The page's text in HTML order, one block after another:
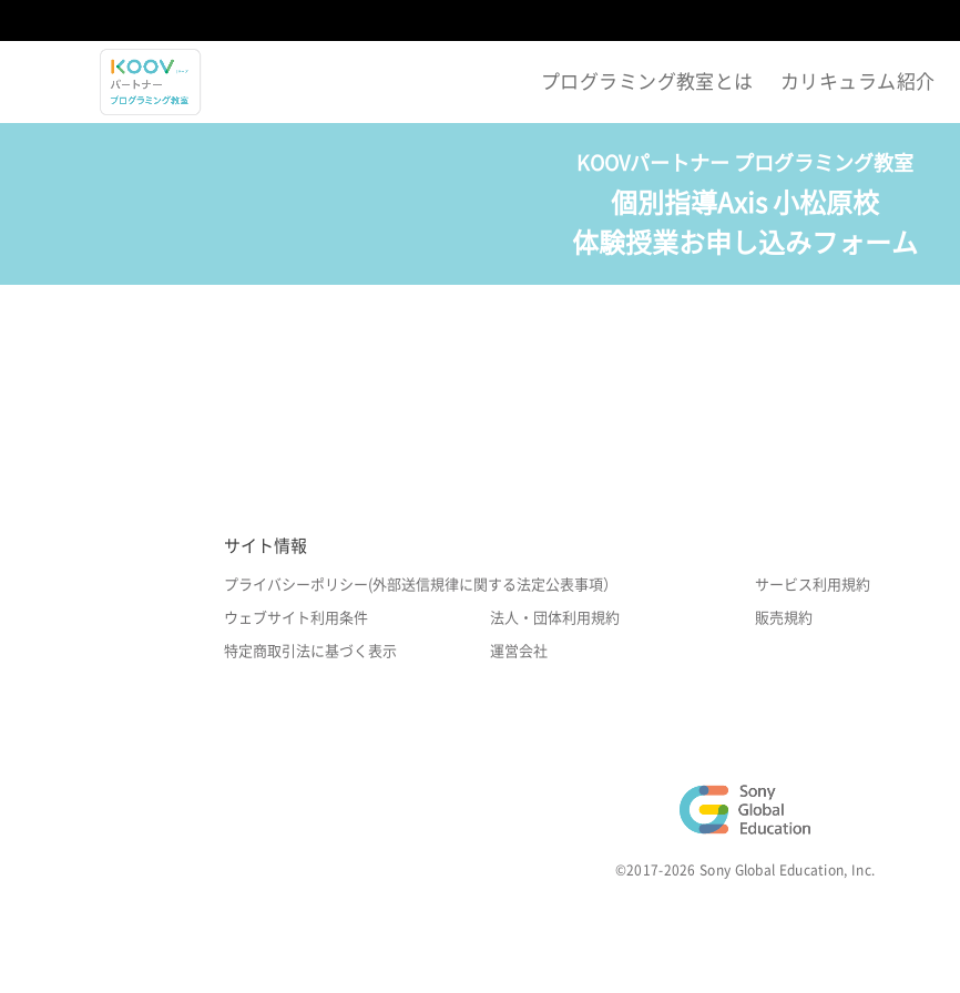
プログラミング教室とは カリキュラム紹介
KOOVパートナー プログラミング教室
個別指導Axis 小松原校
体験授業お申し込みフォーム
サイト情報
プライバシーポリシー(外部送信規律に関する法定公表事項） サービス利用規約
ウェブサイト利用条件 法人・団体利用規約 販売規約
特定商取引法に基づく表示 運営会社
©2017-2026 Sony Global Education, Inc.